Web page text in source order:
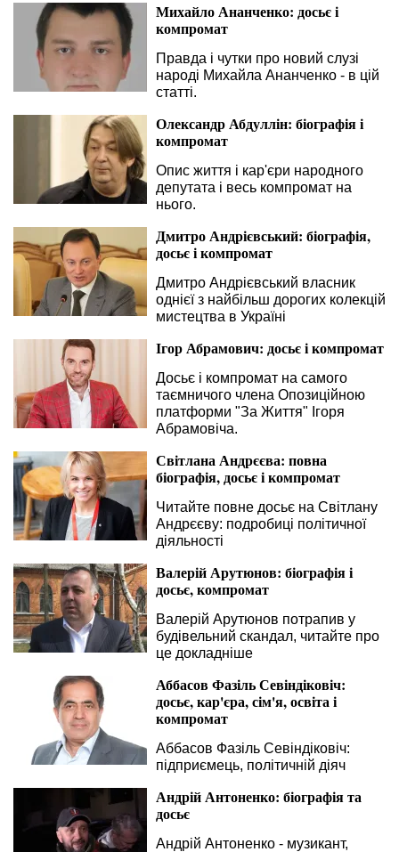
Михайло Ананченко: досьє і
компромат
Правда і чутки про новий слузі
народі Михайла Ананченко - в цій
статті.
Олександр Абдуллін: біографія і
компромат
Опис життя і кар'єри народного
депутата і весь компромат на
нього.
Дмитро Андрієвський: біографія,
досьє і компромат
Дмитро Андрієвський власник
однієї з найбільш дорогих колекцій
мистецтва в Україні
Ігор Абрамович: досьє і компромат
Досьє і компромат на самого
таємничого члена Опозиційною
платформи "За Життя" Ігоря
Абрамовіча.
Світлана Андрєєва: повна
біографія, досьє і компромат
Читайте повне досьє на Світлану
Андрєєву: подробиці політичної
діяльності
Валерій Арутюнов: біографія і
досьє, компромат
Валерій Арутюнов потрапив у
будівельний скандал, читайте про
це докладніше
Аббасов Фазіль Севіндіковіч:
досьє, кар'єра, сім'я, освіта і
компромат
Аббасов Фазіль Севіндіковіч:
підприємець, політичній діяч
Андрій Антоненко: біографія та
досьє
Андрій Антоненко - музикант,